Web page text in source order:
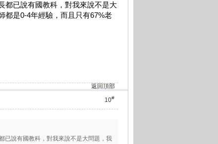
都已說有國教科，對我來說不是大
都是0-4年經驗，而且只有67%老
返回頂部
10#
已說有國教科，對我來說不是大問題，我